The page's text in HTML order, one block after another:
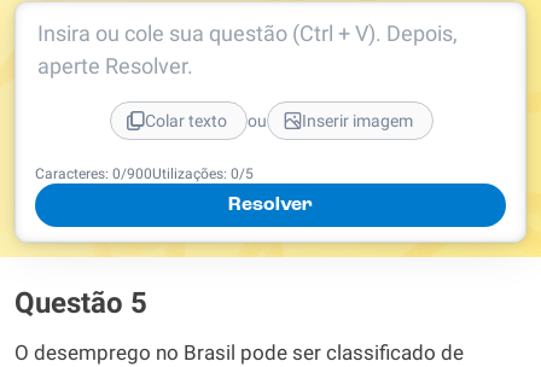
Caracteres: 0/900Utilizações: 0/5
Resolver
Insira ou cole sua questão (Ctrl + V). Depois,
aperte Resolver.
Colar texto ou Inserir imagem
Questão 5
O desemprego no Brasil pode ser classificado de